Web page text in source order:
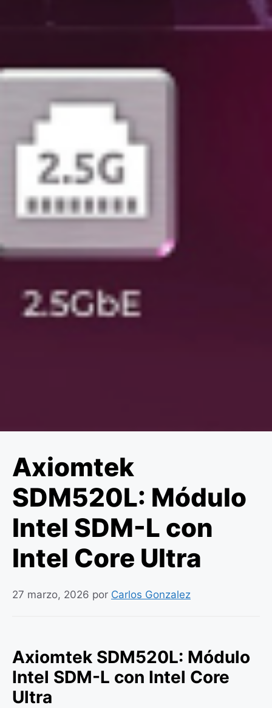
Axiomtek
SDM520L: Módulo
Intel SDM-L con
Intel Core Ultra
27 marzo, 2026 por Carlos Gonzalez
Axiomtek SDM520L: Módulo
Intel SDM-L con Intel Core
Ultra